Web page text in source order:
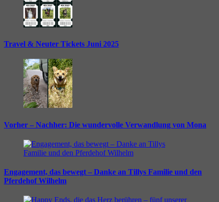
Travel & Neuter Tickets Juni 2025
Vorher – Nachher: Die wundervolle Verwandlung von Mona
Engagement, das bewegt – Danke an Tillys Familie und den
Pferdehof Wilhelm